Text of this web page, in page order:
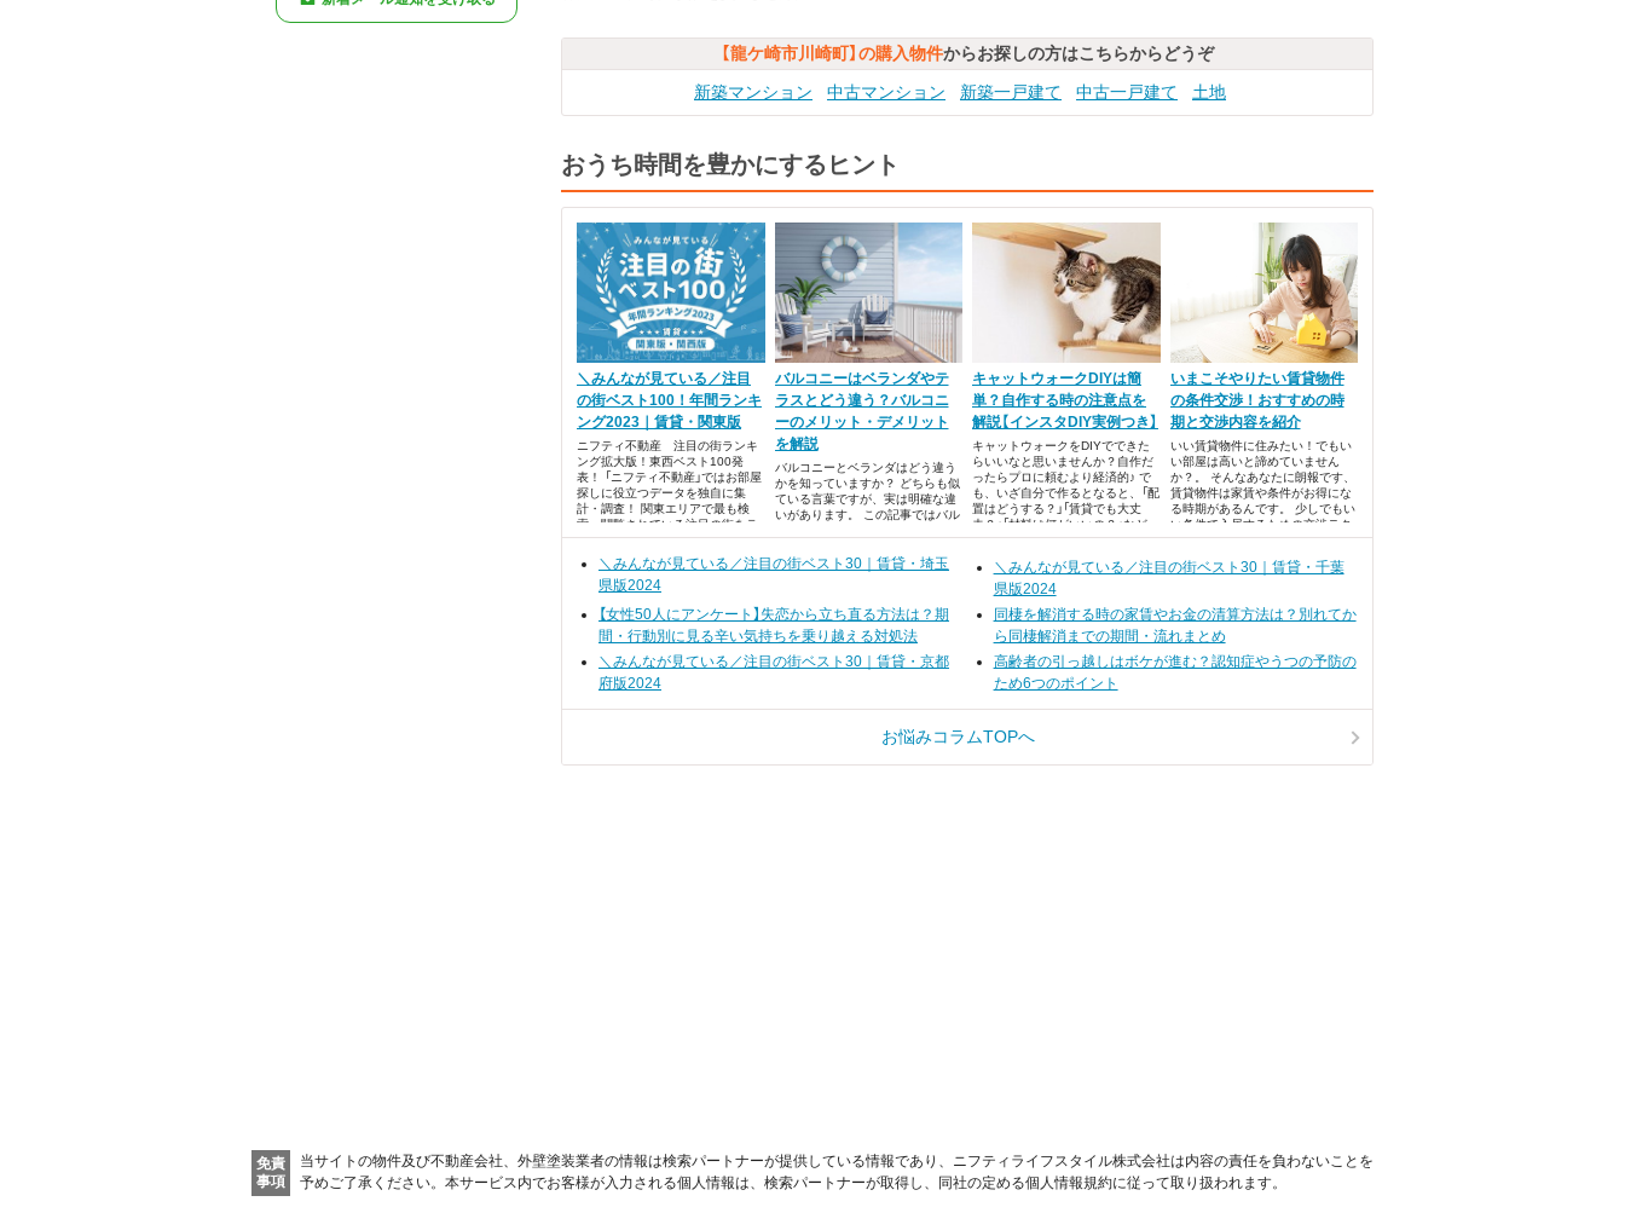
【龍ケ崎市川崎町】の購入物件からお探しの方はこちらからどうぞ
新築マンション
中古マンション 新築一戸建て 中古一戸建て 土地
おうち時間を豊かにするヒント
＼みんなが見ている／注目
の街ベスト100！年間ランキ
ング2023｜賃貸・関東版
ニフティ不動産 注目の街ランキ
ング拡大版！東西ベスト100発
表！ 「ニフティ不動産」ではお部屋
探しに役立つデータを独自に集
計・調査！ 関東エリアで最も検
索・閲覧されている注目の街をラ
ンキング形式でまとめました。
バルコニーはベランダやテ
ラスとどう違う？バルコニ
ーのメリット・デメリット
を解説
バルコニーとベランダはどう違う
かを知っていますか？ どちらも似
ている言葉ですが、実は明確な違
いがあります。 この記事ではバル
ついてもお伝えします。
キャットウォークDIYは簡
単？自作する時の注意点を
解説【インスタDIY実例つき】
キャットウォークをDIYでできた
らいいなと思いませんか？自作だ
ったらプロに頼むより経済的♪ で
も、いざ自分で作るとなると、「配
置はどうする？」「賃貸でも大丈
夫？」「材料は何がいいの？」など、
疑問がたくさんあると思います。
ークを目指す人に向けて、DIYの
方法や注意点を解説していきま
いまこそやりたい賃貸物件
の条件交渉！おすすめの時
期と交渉内容を紹介
いい賃貸物件に住みたい！でもい
い部屋は高いと諦めていません
か？。 そんなあなたに朗報です、
賃貸物件は家賃や条件がお得にな
る時期があるんです。 少しでもい
い条件で入居するための交渉テク
ニックをご紹介いたします。 ・7
・家賃、時期、設備の条件交渉
＼みんなが見ている／注目の街ベスト30｜賃貸・埼玉
県版2024
＼みんなが見ている／注目の街ベスト30｜賃貸・千葉
県版2024
【女性50人にアンケート】失恋から立ち直る方法は？期
間・行動別に見る辛い気持ちを乗り越える対処法
同棲を解消する時の家賃やお金の清算方法は？別れてか
ら同棲解消までの期間・流れまとめ
＼みんなが見ている／注目の街ベスト30｜賃貸・京都
府版2024
高齢者の引っ越しはボケが進む？認知症やうつの予防の
ため6つのポイント
お悩みコラムTOPへ
免責
事項
当サイトの物件及び不動産会社、外壁塗装業者の情報は検索パートナーが提供している情報であり、ニフティライフスタイル株式会社は内容の責任を負わないことを
予めご了承ください。 本サービス内でお客様が入力される個人情報は、検索パートナーが取得し、同社の定める個人情報規約に従って取り扱われます。